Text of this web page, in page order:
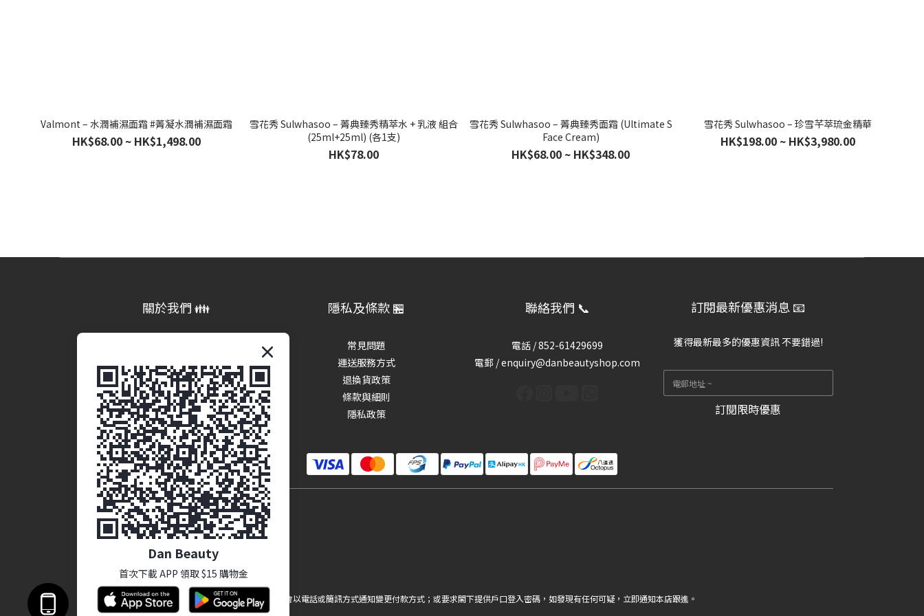
Valmont – 水潤補濕面霜 #菁凝水潤補濕面霜
HK$68.00 ~ HK$1,498.00
雪花秀 Sulwhasoo – 菁典臻秀精萃水 + 乳液 組合
(25ml+25ml) (各1支)
HK$78.00
雪花秀 Sulwhasoo – 菁典臻秀面霜 (Ultimate S
Face Cream)
HK$68.00 ~ HK$348.00
雪花秀 Sulwhasoo – 珍雪芊萃琉金精華
HK$198.00 ~ HK$3,980.00
關於我們 👪
商業合作 (即將推出)
隱私及條款 🏪
常見問題
運送服務方式
退換貨政策
條款與細則
隱私政策
聯絡我們 📞
電話 /852-61429699
電郵 / enquiry@danbeautyshop.com
訂閱最新優惠消息 📧
獲得最新最多的優惠資訊 不要錯過!
訂閱限時優惠
繁體中文
提醒您，我們不會以電話或簡訊方式通知變更付款方式；或要求閣下提供戶口登入密碼，如發現有任何可疑，立即通知本店跟進。
Dan Beauty
首次下載 APP 領取 $15 購物金